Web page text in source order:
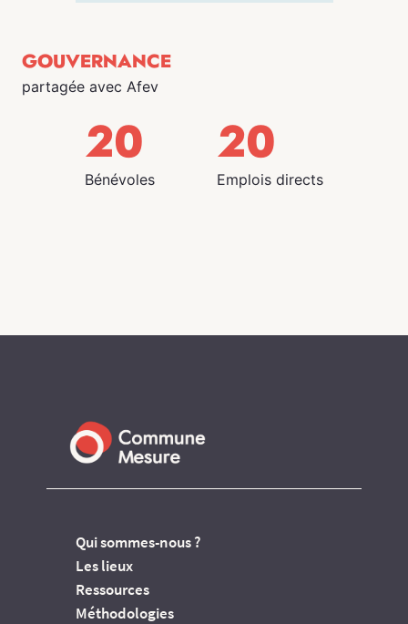
GOUVERNANCE
partagée avec Afev
20
Bénévoles
20
Emplois directs
Qui sommes-nous ?
Les lieux
Ressources
Méthodologies